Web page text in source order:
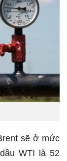
sẽ ở mức
WTI là 52